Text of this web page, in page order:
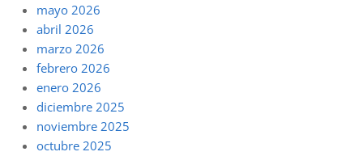
mayo 2026
abril 2026
marzo 2026
febrero 2026
enero 2026
diciembre 2025
noviembre 2025
octubre 2025